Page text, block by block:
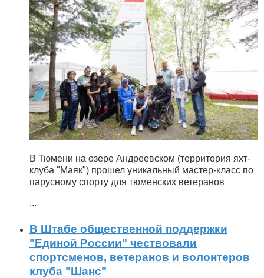
В Тюмени на озере Андреевском (территория яхт-
клуба "Маяк") прошел уникальный мастер-класс по
парусному спорту для тюменских ветеранов
...
В Штабе общественной поддержки
"Единой России" чествовали
спортсменов, ветеранов и волонтеров
клуба "Шанс"